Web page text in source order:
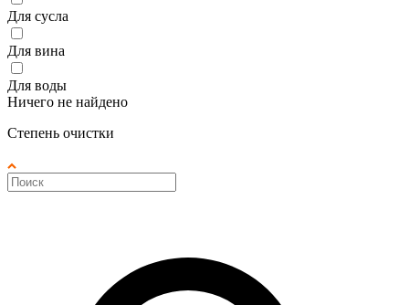
Для сусла
Для вина
Для воды
Ничего не найдено
Степень очистки